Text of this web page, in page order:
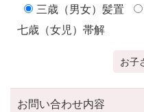
三歳（男女）髪置
七歳（女児）帯解
お子
お問い合わせ内容